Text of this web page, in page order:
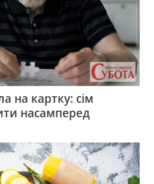
на картку: сім
насамперед